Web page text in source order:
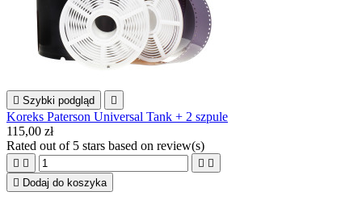
 Szybki podgląd 
Koreks Paterson Universal Tank + 2 szpule
115,00 zł
Rated out of 5 stars based on review(s)
   
 Dodaj do koszyka